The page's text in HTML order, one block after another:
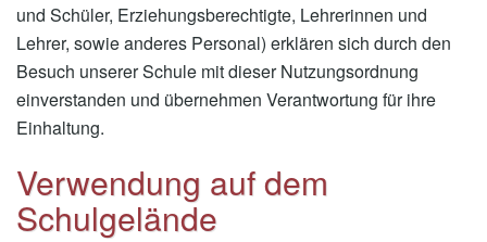
und Schüler, Erziehungsberechtigte, Lehrerinnen und
Lehrer, sowie anderes Personal) erklären sich durch den
Besuch unserer Schule mit dieser Nutzungsordnung
einverstanden und übernehmen Verantwortung für ihre
Einhaltung.
Verwendung auf dem
Schulgelände